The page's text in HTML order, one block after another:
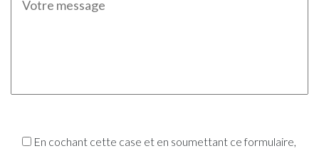
En cochant cette case et en soumettant ce formulaire,